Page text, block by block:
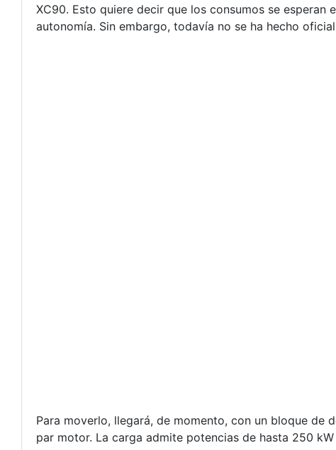
XC90. Esto quiere decir que los consumos se esperan
autonomía. Sin embargo, todavía no se ha hecho
Para moverlo, llegará, de momento, con un bloque
par motor. La carga admite potencias de hasta 250